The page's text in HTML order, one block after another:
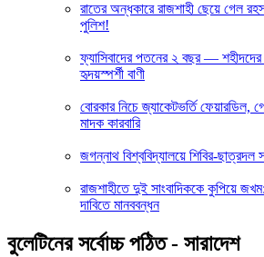
রাতের অন্ধকারে রাজশাহী ছেয়ে গেল
পুলিশ!
ফ্যাসিবাদের পতনের ২ বছর — শহীদদের
হৃদয়স্পর্শী বাণী
বোরকার নিচে জ্যাকেটভর্তি ফেয়ারডিল,
মাদক কারবারি
জগন্নাথ বিশ্ববিদ্যালয়ে শিবির-
রাজশাহীতে দুই সাংবাদিককে কুপিয়ে
দাবিতে মানববন্ধন
বুলেটিনের সর্বোচ্চ পঠিত - সারাদেশ